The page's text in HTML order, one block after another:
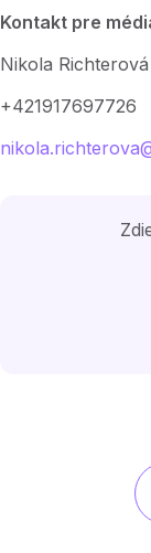
Kontakt pre
Nikola Richterová
+421917697726